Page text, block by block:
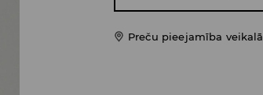
Preču pieejamība veikalā